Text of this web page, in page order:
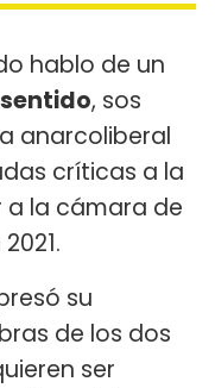
hablo de un
, sos
anarcoliberal
críticas a la
la cámara de
su
de los dos
ser